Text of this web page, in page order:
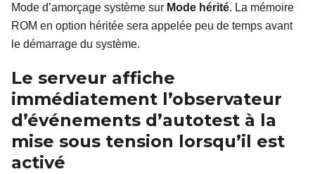
Mode d’amorçage système sur Mode hérité. La mémoire
ROM en option héritée sera appelée peu de temps avant
le démarrage du système.
Le serveur affiche
immédiatement l’observateur
d’événements d’autotest à la
mise sous tension lorsqu’il est
activé